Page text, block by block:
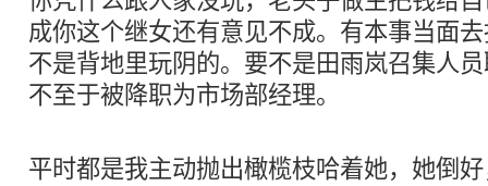
成你这个继女还有意见不成。有本事当面
不是背地里玩阴的。要不是田雨岚召集人
不至于被降职为市场部经理。
平时都是我主动抛出橄榄枝哈着她，她倒